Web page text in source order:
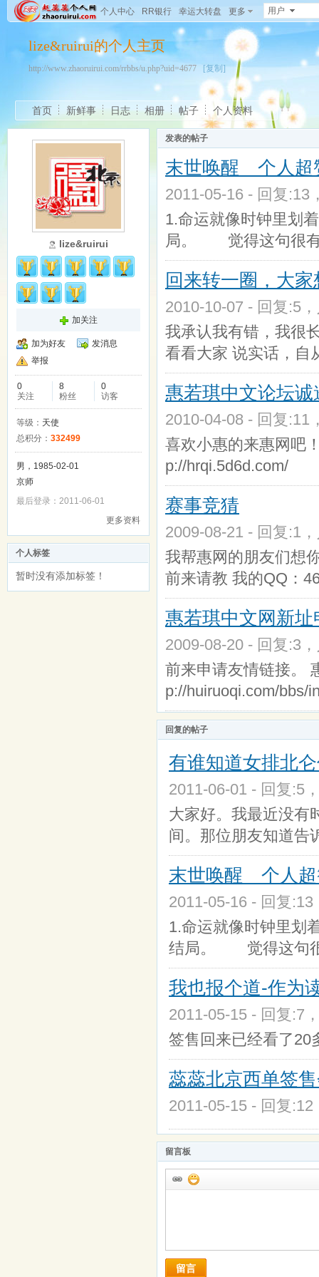
个人中心 RR银行 幸运大转盘 更多 用户
lize&ruirui的个人主页
http://www.zhaoruirui.com/rrbbs/u.php?uid=4677 [复制]
首页 新鲜事 日志 相册 帖子 个人资料
lize&ruirui
加关注
加为好友
发消息
举报
0
关注
8
粉丝
0
访客
等级： 天使
总积分： 332499
男，1985-02-01
京师
最后登录：2011-06-01
更多资料
个人标签
暂时没有添加标签！
发表的帖子
末世唤醒 个人超
2011-05-16 - 回复:13
1.命运就像时钟里划
局。 觉得这句很有
回来转一圈，大
2010-10-07 - 回复:5
我承认我有错，我很
看看大家 说实话，自
惠若琪中文论坛
2010-04-08 - 回复:11
喜欢小惠的来惠网吧
p://hrqi.5d6d.com/
赛事竞猜
2009-08-21 - 回复:1
我帮惠网的朋友们想
前来请教 我的QQ：
惠若琪中文网新
2009-08-20 - 回复:3
前来申请友情链接。
p://huiruoqi.com/bbs/
回复的帖子
有谁知道女排北
2011-06-01 - 回复:5
大家好。我最近没有
间。那位朋友知道告
末世唤醒 个人超
2011-05-16 - 回复
1.命运就像时钟里划
结局。 觉得这句很
我也报个道-作为
2011-05-15 - 回复:7
签售回来已经看了20
蕊蕊北京西单签
2011-05-15 - 回复
留言板
留言